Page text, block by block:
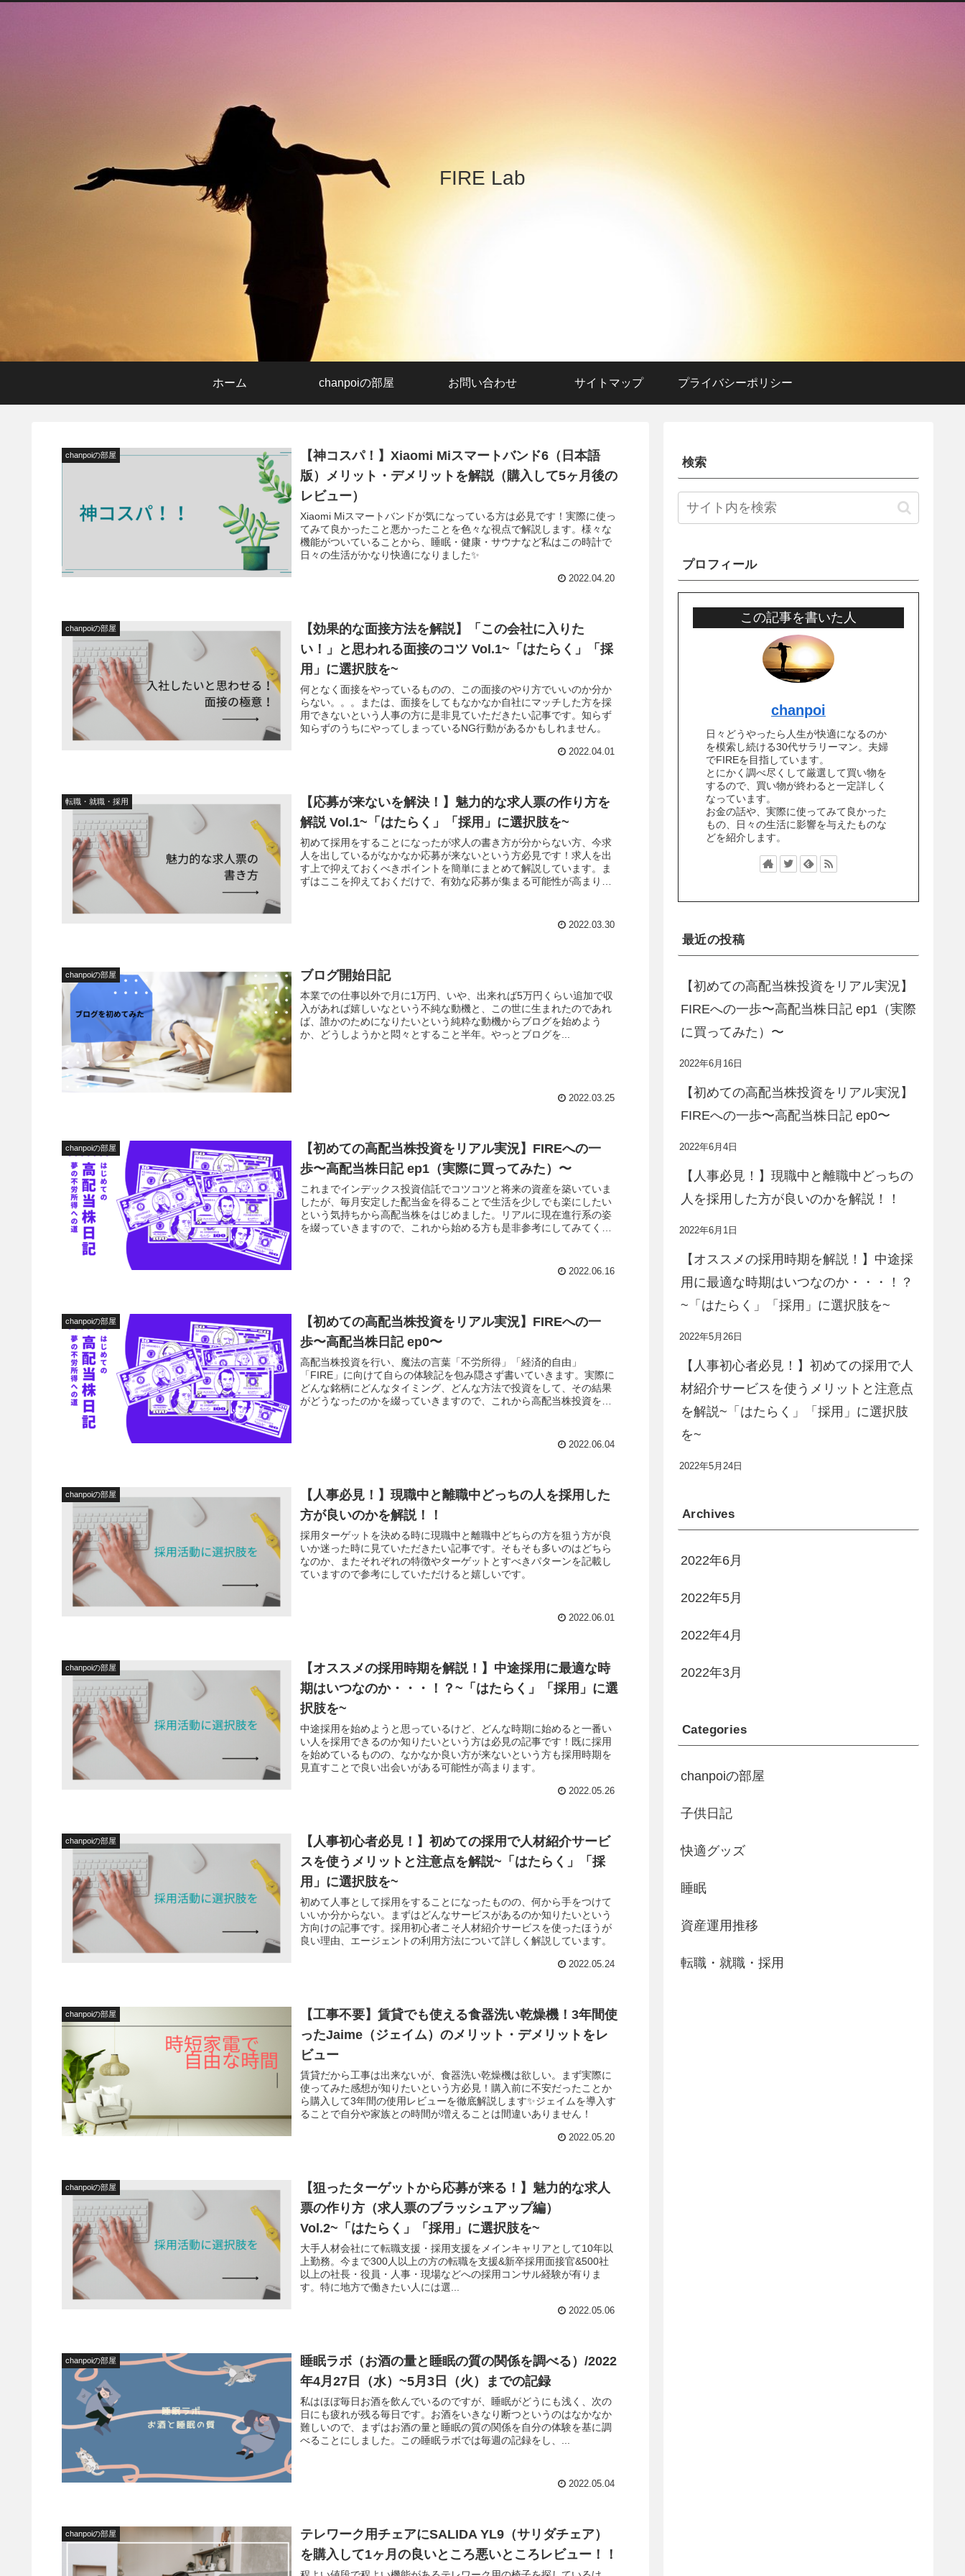
FIRE Lab
ホーム chanpoiの部屋 お問い合わせ サイトマップ プライバシーポリシー
chanpoiの部屋
【神コスパ！】Xiaomi Miスマートバンド6（日本語
版）メリット・デメリットを解説（購入して5ヶ月後の
レビュー）
Xiaomi Miスマートバンドが気になっている方は必見です！実際に使っ
てみて良かったこと悪かったことを色々な視点で解説します。様々な
機能がついていることから、睡眠・健康・サウナなど私はこの時計で
日々の生活がかなり快適になりました✨
2022.04.20
chanpoiの部屋
【効果的な面接方法を解説】「この会社に入りた
い！」と思われる面接のコツ Vol.1~「はたらく」「採
用」に選択肢を~
何となく面接をやっているものの、この面接のやり方でいいのか分か
らない。。。または、面接をしてもなかなか自社にマッチした方を採
用できないという人事の方に是非見ていただきたい記事です。知らず
知らずのうちにやってしまっているNG行動があるかもしれません。
2022.04.01
転職・就職・採用
【応募が来ないを解決！】魅力的な求人票の作り方を
解説 Vol.1~「はたらく」「採用」に選択肢を~
初めて採用をすることになったが求人の書き方が分からない方、今求
人を出しているがなかなか応募が来ないという方必見です！求人を出
す上で抑えておくべきポイントを簡単にまとめて解説しています。ま
ずはここを抑えておくだけで、有効な応募が集まる可能性が高まりま
2022.03.30
chanpoiの部屋 ブログ開始日記
本業での仕事以外で月に1万円、いや、出来れば5万円くらい追加で収
入があれば嬉しいなという不純な動機と、この世に生まれたのであれ
ば、誰かのためになりたいという純粋な動機からブログを始めよう
か、どうしようかと悶々とすること半年。やっとブログを...
2022.03.25
chanpoiの部屋
【初めての高配当株投資をリアル実況】FIREへの一
歩〜高配当株日記 ep1（実際に買ってみた）〜
これまでインデックス投資信託でコツコツと将来の資産を築いていま
したが、毎月安定した配当金を得ることで生活を少しでも楽にしたい
という気持ちから高配当株をはじめました。リアルに現在進行系の姿
を綴っていきますので、これから始める方も是非参考にしてみてくだ
2022.06.16
chanpoiの部屋
【初めての高配当株投資をリアル実況】FIREへの一
歩〜高配当株日記 ep0〜
高配当株投資を行い、魔法の言葉「不労所得」「経済的自由」
「FIRE」に向けて自らの体験記を包み隠さず書いていきます。実際に
どんな銘柄にどんなタイミング、どんな方法で投資をして、その結果
がどうなったのかを綴っていきますので、これから高配当株投資をす
2022.06.04
chanpoiの部屋
【人事必見！】現職中と離職中どっちの人を採用した
方が良いのかを解説！！
採用ターゲットを決める時に現職中と離職中どちらの方を狙う方が良
いか迷った時に見ていただきたい記事です。そもそも多いのはどちら
なのか、またそれぞれの特徴やターゲットとすべきパターンを記載し
ていますので参考にしていただけると嬉しいです。
2022.06.01
chanpoiの部屋
【オススメの採用時期を解説！】中途採用に最適な時
期はいつなのか・・・！？~「はたらく」「採用」に選
択肢を~
中途採用を始めようと思っているけど、どんな時期に始めると一番い
い人を採用できるのか知りたいという方は必見の記事です！既に採用
を始めているものの、なかなか良い方が来ないという方も採用時期を
見直すことで良い出会いがある可能性が高まります。
2022.05.26
chanpoiの部屋
【人事初心者必見！】初めての採用で人材紹介サービ
スを使うメリットと注意点を解説~「はたらく」「採
用」に選択肢を~
初めて人事として採用をすることになったものの、何から手をつけて
いいか分からない。まずはどんなサービスがあるのか知りたいという
方向けの記事です。採用初心者こそ人材紹介サービスを使ったほうが
良い理由、エージェントの利用方法について詳しく解説しています。
2022.05.24
chanpoiの部屋
【工事不要】賃貸でも使える食器洗い乾燥機！3年間使
ったJaime（ジェイム）のメリット・デメリットをレ
ビュー
賃貸だから工事は出来ないが、食器洗い乾燥機は欲しい。まず実際に
使ってみた感想が知りたいという方必見！購入前に不安だったことか
ら購入して3年間の使用レビューを徹底解説します✨ジェイムを導入す
ることで自分や家族との時間が増えることは間違いありません！
2022.05.20
chanpoiの部屋
【狙ったターゲットから応募が来る！】魅力的な求人
票の作り方（求人票のブラッシュアップ編）
Vol.2~「はたらく」「採用」に選択肢を~
大手人材会社にて転職支援・採用支援をメインキャリアとして10年以
上勤務。今まで300人以上の方の転職を支援&新卒採用面接官&500社
以上の社長・役員・人事・現場などへの採用コンサル経験が有りま
す。特に地方で働きたい人には選...
2022.05.06
chanpoiの部屋
睡眠ラボ（お酒の量と睡眠の質の関係を調べる）/2022
年4月27日（水）~5月3日（火）までの記録
私はほぼ毎日お酒を飲んでいるのですが、睡眠がどうにも浅く、次の
日にも疲れが残る毎日です。お酒をいきなり断つというのはなかなか
難しいので、まずはお酒の量と睡眠の質の関係を自分の体験を基に調
べることにしました。この睡眠ラボでは毎週の記録をし、...
2022.05.04
chanpoiの部屋
テレワーク用チェアにSALIDA YL9（サリダチェア）
を購入して1ヶ月の良いところ悪いところレビュー！！
検索
プロフィール
この記事を書いた人
chanpoi
日々どうやったら人生が快適になるのか
を模索し続ける30代サラリーマン。夫婦
でFIREを目指しています。
とにかく調べ尽くして厳選して買い物を
するので、買い物が終わると一定詳しく
なっています。
お金の話や、実際に使ってみて良かった
もの、日々の生活に影響を与えたものな
どを紹介します。
最近の投稿
【初めての高配当株投資をリアル実況】
FIREへの一歩〜高配当株日記 ep1（実際
に買ってみた）〜
2022年6月16日
【初めての高配当株投資をリアル実況】
FIREへの一歩〜高配当株日記 ep0〜
2022年6月4日
【人事必見！】現職中と離職中どっちの
人を採用した方が良いのかを解説！！
2022年6月1日
【オススメの採用時期を解説！】中途採
用に最適な時期はいつなのか・・・！？
~「はたらく」「採用」に選択肢を~
2022年5月26日
【人事初心者必見！】初めての採用で人
材紹介サービスを使うメリットと注意点
を解説~「はたらく」「採用」に選択肢
を~
2022年5月24日
Archives
2022年6月
2022年5月
2022年4月
2022年3月
Categories
chanpoiの部屋
子供日記
快適グッズ
睡眠
資産運用推移
転職・就職・採用